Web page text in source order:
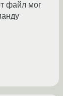
файл мог